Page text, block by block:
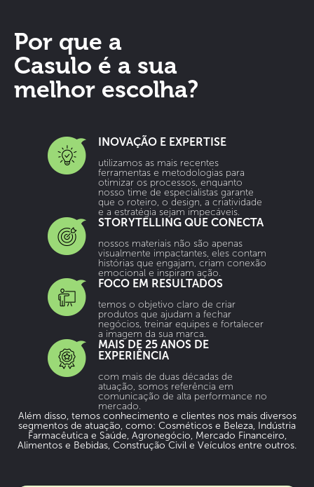
Por que a
Casulo é a sua
melhor escolha?
INOVAÇÃO E EXPERTISE
utilizamos as mais recentes
ferramentas e metodologias para
otimizar os processos, enquanto
nosso time de especialistas garante
que o roteiro, o design, a criatividade
e a estratégia sejam impecáveis.
STORYTELLING QUE CONECTA
nossos materiais não são apenas
visualmente impactantes, eles contam
histórias que engajam, criam conexão
emocional e inspiram ação.
FOCO EM RESULTADOS
temos o objetivo claro de criar
produtos que ajudam a fechar
negócios, treinar equipes e fortalecer
a imagem da sua marca.
MAIS DE 25 ANOS DE
EXPERIÊNCIA
com mais de duas décadas de
atuação, somos referência em
comunicação de alta performance no
mercado.
Além disso, temos conhecimento e clientes nos mais diversos
segmentos de atuação, como: Cosméticos e Beleza, Indústria
Farmacêutica e Saúde, Agronegócio, Mercado Financeiro,
Alimentos e Bebidas, Construção Civil e Veículos entre outros.